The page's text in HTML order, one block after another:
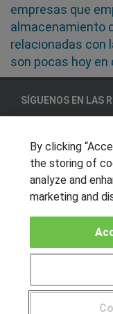
empresas que
almacenamiento
relacionadas con
son pocas hoy en
SÍGUENOS EN LAS
OTROS GRUPOS
Muro de los
Locos por las
CENTROS DE
Publicar cursos
By clicking
the storing of
analyze and
marketing and